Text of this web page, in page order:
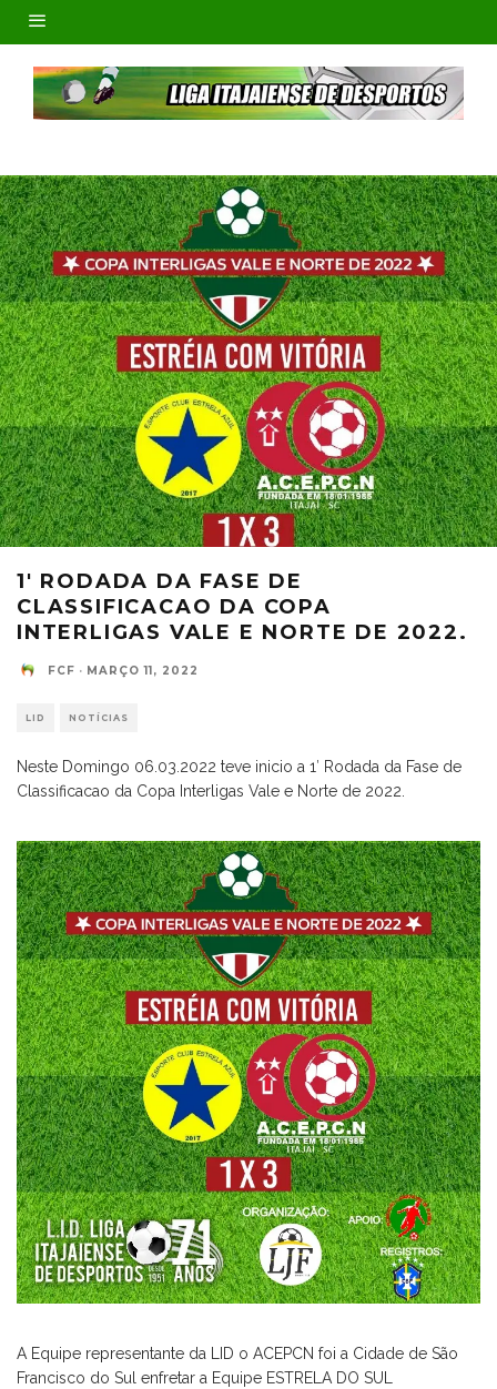
1′ RODADA DA FASE DE
CLASSIFICACAO DA COPA
INTERLIGAS VALE E NORTE DE 2022.
FCF · MARÇO 11, 2022
LID NOTÍCIAS
Neste Domingo 06.03.2022 teve inicio a 1′ Rodada da Fase de
Classificacao da Copa Interligas Vale e Norte de 2022.
A Equipe representante da LID o ACEPCN foi a Cidade de São
Francisco do Sul enfretar a Equipe ESTRELA DO SUL